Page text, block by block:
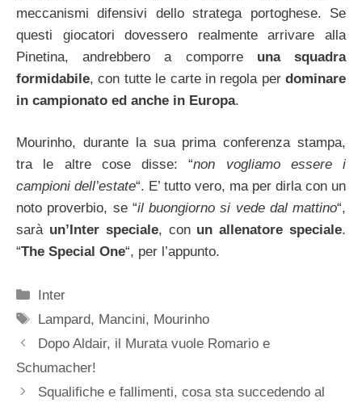
meccanismi difensivi dello stratega portoghese. Se
questi giocatori dovessero realmente arrivare alla
Pinetina, andrebbero a comporre una squadra
formidabile, con tutte le carte in regola per dominare
in campionato ed anche in Europa.
Mourinho, durante la sua prima conferenza stampa,
tra le altre cose disse: “non vogliamo essere i
campioni dell’estate“. E’ tutto vero, ma per dirla con un
noto proverbio, se “il buongiorno si vede dal mattino“,
sarà un’Inter speciale, con un allenatore speciale.
“The Special One“, per l’appunto.
Categorie
Inter
Tag
Lampard, Mancini, Mourinho
Dopo Aldair, il Murata vuole Romario e
Schumacher!
Squalifiche e fallimenti, cosa sta succedendo al